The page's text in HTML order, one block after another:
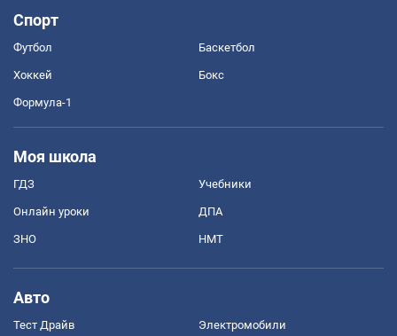
Спорт
Футбол Баскетбол
Хоккей Бокс
Формула-1
Моя школа
ГДЗ Учебники
Онлайн уроки ДПА
ЗНО НМТ
Авто
Тест Драйв Электромобили